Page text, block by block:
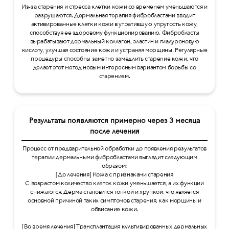
Из-за старения и стресса клетки кожи со временем уменьшаются и
разрушаются. Дермальная терапия фибробластами вводит
активированные клетки кожи в утратившую упругость кожу,
способствуя ее здоровому функционированию. Фибробласты
вырабатывают дермальный коллаген, эластин и гиалуроновую
кислоту, улучшая состояние кожи и устраняя морщины. Регулярные
процедуры способны заметно замедлить старение кожи, что
делает этот метод новым интересным вариантом борьбы со
старением.
Результаты появляются примерно через 3 месяца
после лечения
Процесс от предварительной обработки до появления результатов
терапии дермальными фибробластами выглядит следующим
образом:
[До лечения] Кожа с признаками старения
С возрастом количество клеток кожи уменьшается, а их функции
снижаются. Дерма становится тонкой и хрупкой, что является
основной причиной таких симптомов старения, как морщины и
обвисание кожи.
[Во время лечения] Трансплантация культивированных дермальных